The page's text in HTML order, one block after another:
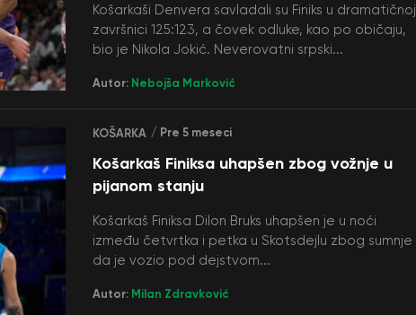
Košarkaši Denvera savladali su Finiks u dramatičnoj
završnici 125:123, a čovek odluke, kao po običaju,
bio je Nikola Jokić. Neverovatni srpski...
Autor: Nebojša Marković
KOŠARKA / Pre 5 meseci
Košarkaš Finiksa uhapšen zbog vožnje u
pijanom stanju
Košarkaš Finiksa Dilon Bruks uhapšen je u noći
između četvrtka i petka u Skotsdejlu zbog sumnje
da je vozio pod dejstvom...
Autor: Milan Zdravković